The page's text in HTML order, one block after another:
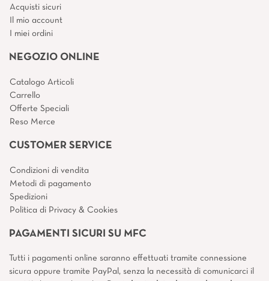
Acquisti sicuri
Il mio account
I miei ordini
NEGOZIO ONLINE
Catalogo Articoli
Carrello
Offerte Speciali
Reso Merce
CUSTOMER SERVICE
Condizioni di vendita
Metodi di pagamento
Spedizioni
Politica di Privacy & Cookies
PAGAMENTI SICURI SU MFC
Tutti i pagamenti online saranno effettuati tramite connessione
sicura oppure tramite PayPal, senza la necessità di comunicarci il